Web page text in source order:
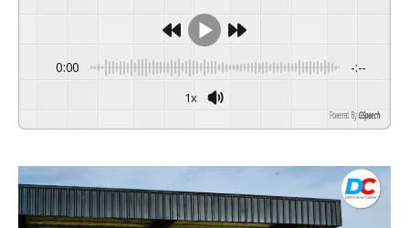
0:00 -:--
1x
Powered By GSpeech